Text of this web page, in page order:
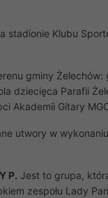
stadionie Klubu
gminy Żelechów:
dziecięca Parafii
Akademii Gitary
utwory w
P. Jest to grupa,
zespołu Lady